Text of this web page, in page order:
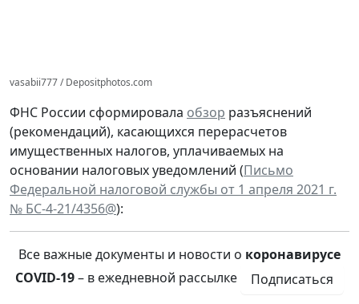
vasabii777 / Depositphotos.com
ФНС России сформировала обзор разъяснений
(рекомендаций), касающихся перерасчетов
имущественных налогов, уплачиваемых на
основании налоговых уведомлений (Письмо
Федеральной налоговой службы от 1 апреля 2021 г.
№ БС-4-21/4356@):
Все важные документы и новости о коронавирусе
COVID-19– в ежедневной рассылке Подписаться